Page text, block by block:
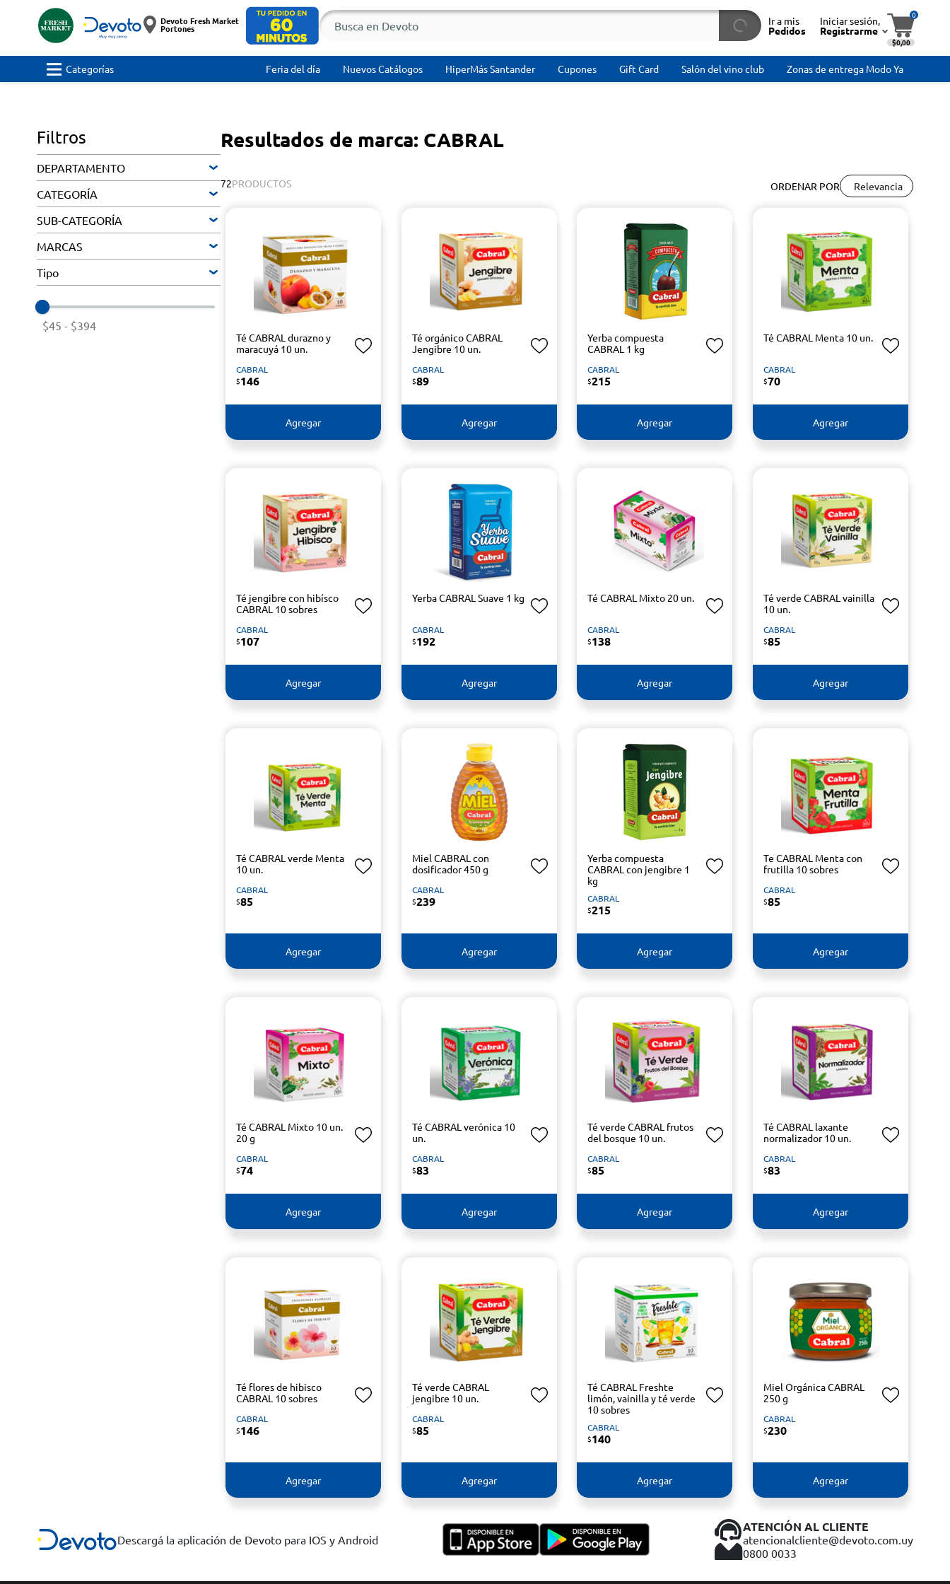
Devoto Fresh Market
Portones
Ir a mis
Pedidos
Iniciar sesión,
Registrarme
0
$0,00
Categorías Feria del día Nuevos Catálogos HiperMás Santander Cupones Gift Card Salón del vino club Zonas de entrega Modo Ya
Filtros
DEPARTAMENTO
CATEGORÍA
SUB-CATEGORÍA
MARCAS
Tipo
$45 - $394
Resultados de marca: CABRAL
ORDENAR POR Relevancia
72PRODUCTOS
Té CABRAL durazno y
maracuyá 10 un.
CABRAL
$146
Agregar
Té orgánico CABRAL
Jengibre 10 un.
CABRAL
$89
Agregar
Yerba compuesta
CABRAL 1 kg
CABRAL
$215
Agregar
Té CABRAL Menta 10 un.
CABRAL
$70
Agregar
Té jengibre con hibísco
CABRAL 10 sobres
CABRAL
$107
Agregar
Yerba CABRAL Suave 1 kg
CABRAL
$192
Agregar
Té CABRAL Mixto 20 un.
CABRAL
$138
Agregar
Té verde CABRAL vainilla
10 un.
CABRAL
$85
Agregar
Té CABRAL verde Menta
10 un.
CABRAL
$85
Agregar
Miel CABRAL con
dosificador 450 g
CABRAL
$239
Agregar
Yerba compuesta
CABRAL con jengibre 1
kg
CABRAL
$215
Agregar
Te CABRAL Menta con
frutilla 10 sobres
CABRAL
$85
Agregar
Té CABRAL Mixto 10 un.
20 g
CABRAL
$74
Agregar
Té CABRAL verónica 10
un.
CABRAL
$83
Agregar
Té verde CABRAL frutos
del bosque 10 un.
CABRAL
$85
Agregar
Té CABRAL laxante
normalizador 10 un.
CABRAL
$83
Agregar
Té flores de hibisco
CABRAL 10 sobres
CABRAL
$146
Agregar
Té verde CABRAL
jengibre 10 un.
CABRAL
$85
Agregar
Té CABRAL Freshte
limón, vainilla y té verde
10 sobres
CABRAL
$140
Agregar
Miel Orgánica CABRAL
250 g
CABRAL
$230
Agregar
Descargá la aplicación de Devoto para IOS y Android
ATENCIÓN AL CLIENTE
atencionalcliente@devoto.com.uy
0800 0033